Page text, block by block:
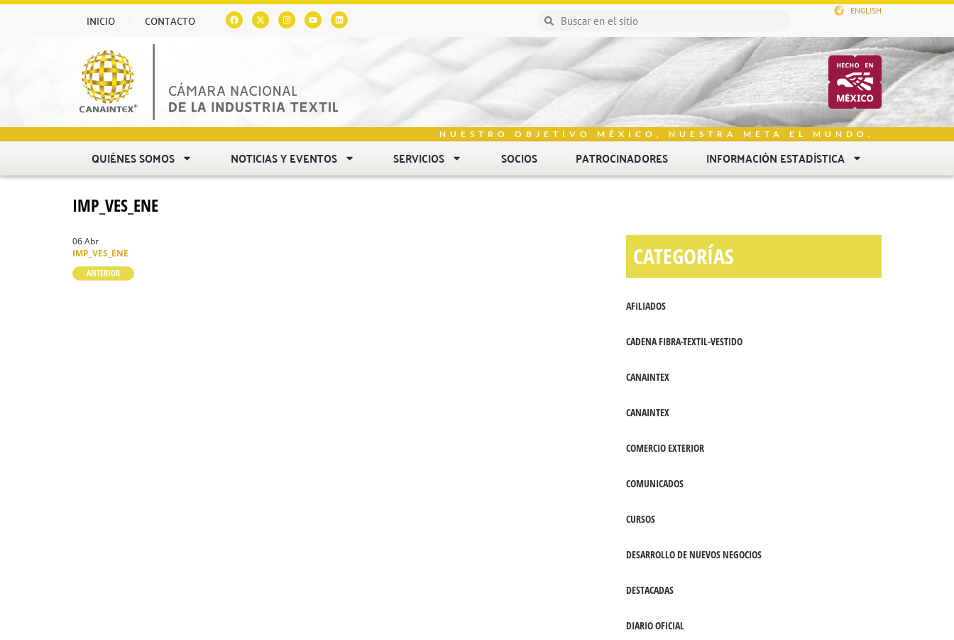
INICIO CONTACTO
ENGLISH
NUESTRO OBJETIVO MÉXICO, NUESTRA META EL MUNDO.
QUIÉNES SOMOS NOTICIAS Y EVENTOS SERVICIOS SOCIOS PATROCINADORES INFORMACIÓN ESTADÍSTICA
IMP_VES_ENE
06 Abr
IMP_VES_ENE
ANTERIOR
CATEGORÍAS
AFILIADOS
CADENA FIBRA-TEXTIL-VESTIDO
CANAINTEX
CANAINTEX
COMERCIO EXTERIOR
COMUNICADOS
CURSOS
DESARROLLO DE NUEVOS NEGOCIOS
DESTACADAS
DIARIO OFICIAL